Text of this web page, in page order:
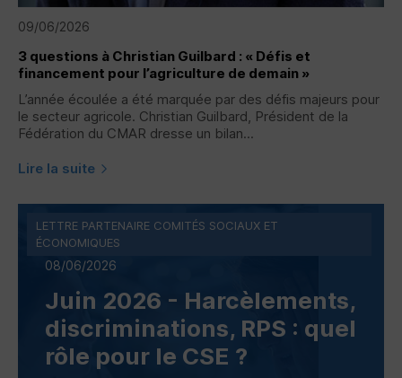
09/06/2026
3 questions à Christian Guilbard : « Défis et
financement pour l’agriculture de demain »
L’année écoulée a été marquée par des défis majeurs pour
le secteur agricole. Christian Guilbard, Président de la
Fédération du CMAR dresse un bilan...
Lire la suite
08/06/2026
Juin 2026 - Harcèlements,
discriminations, RPS : quel
rôle pour le CSE ?
LETTRE PARTENAIRE COMITÉS SOCIAUX ET
ÉCONOMIQUES